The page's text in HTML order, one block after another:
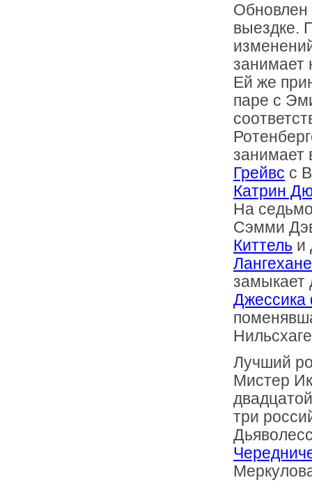
Обновлен
выездке.
занимает
Ей же
паре с
занимает
Грейвс с
Катрин
На
Сэмми
Киттель и
замыкает
Джессика
Лучший
Мистер
три